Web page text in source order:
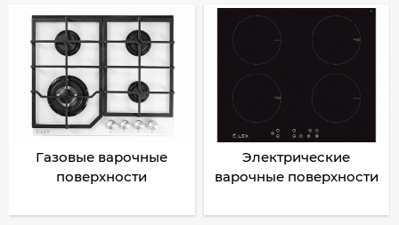
Газовые варочные
поверхности
Электрические
варочные поверхности